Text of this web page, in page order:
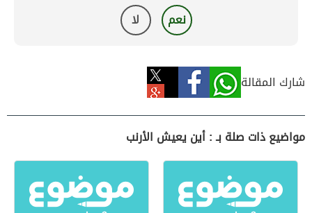
نعم لا
شارك المقالة
مواضيع ذات صلة بـ : أين يعيش الأرنب